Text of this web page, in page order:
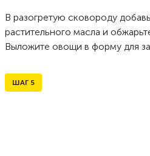
В разогретую сковороду
растительного масла и
Выложите овощи в форму для
ШАГ 5